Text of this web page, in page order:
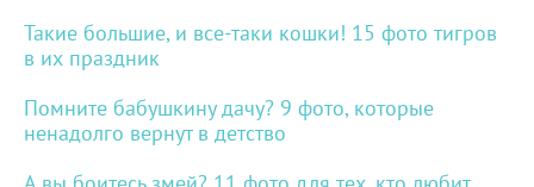
Такие большие, и все-таки кошки! 15 фото тигров
в их праздник
Помните бабушкину дачу? 9 фото, которые
ненадолго вернут в детство